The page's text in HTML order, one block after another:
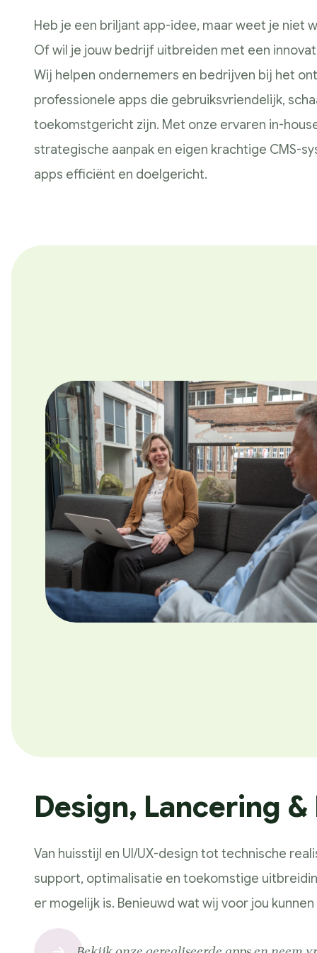
Presteren
SEO & GEO
Google Analytics
Conversie en optimalisatie
Google / Social Ads
Innoveren
AI toepassingen
Samen Groeien
Heb je een briljant app-idee, maar weet je niet
Of wil je jouw bedrijf uitbreiden met een
Wij helpen ondernemers en bedrijven bij het
professionele apps die gebruiksvriendelijk,
toekomstgericht zijn. Met onze ervaren in-
strategische aanpak en eigen krachtige CMS-
apps efficiënt en doelgericht.
Design, Lancering
Van huisstijl en UI/UX-design tot technische
support, optimalisatie en toekomstige
er mogelijk is. Benieuwd wat wij voor jou